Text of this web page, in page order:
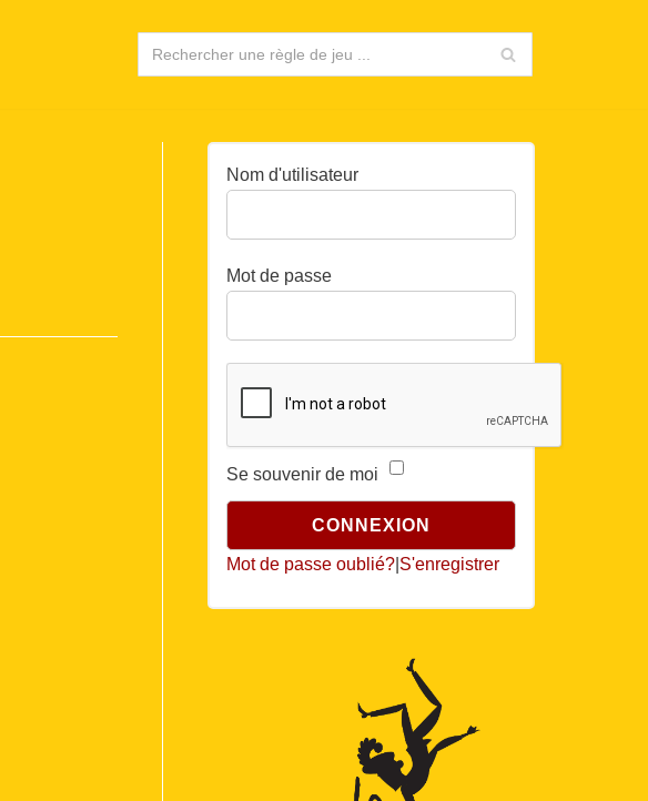
Nom d'utilisateur
Mot de passe
Se souvenir de moi
Mot de passe oublié? S'enregistrer